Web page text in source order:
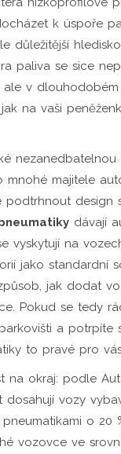
k úspoře
důležitější
paliva se sice
ale v
na vaši
mnohé majitele
podtrhnout design
dávají
vyskytují na
jako standardní
jak dodat
Pokud se tedy
a potrpíte
to pravé pro
na okraj: podle
dosahují vozy
o 20
vozovce ve